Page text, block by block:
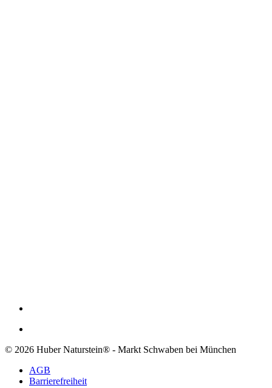
© 2026 Huber Naturstein® - Markt Schwaben bei München
AGB
Barrierefreiheit